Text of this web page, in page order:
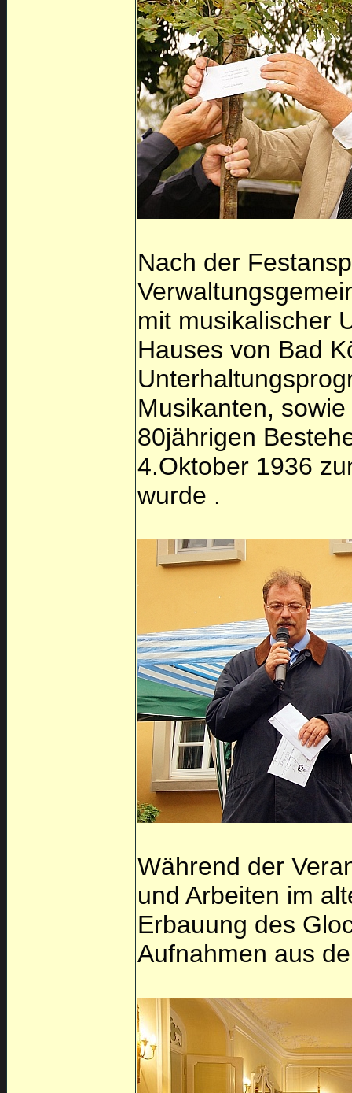
Nach der
mit musikalischer
Hauses von Bad
Musikanten,
80jährigen
4.Oktober 1936
wurde .
Während der
und Arbeiten im
Erbauung des
Aufnahmen aus